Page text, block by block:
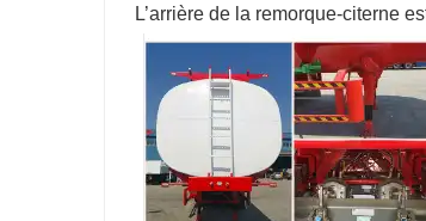
L’arrière de la remorque-citerne